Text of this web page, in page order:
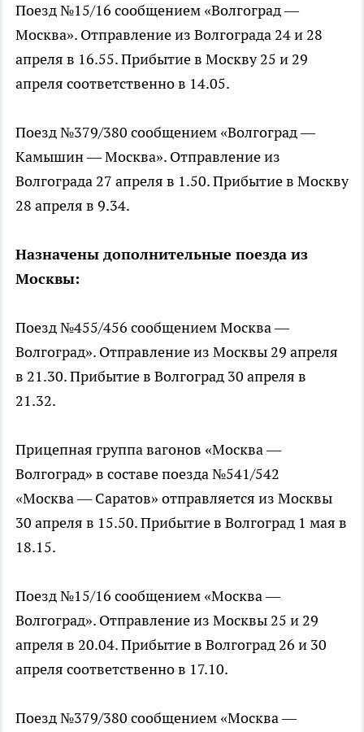
Поезд №15/16 сообщением «Волгоград —
Москва». Отправление из Волгограда 24 и 28
апреля в 16.55. Прибытие в Москву 25 и 29
апреля соответственно в 14.05.
Поезд №379/380 сообщением «Волгоград —
Камышин — Москва». Отправление из
Волгограда 27 апреля в 1.50. Прибытие в Москву
28 апреля в 9.34.
Назначены дополнительные поезда из
Москвы:
Поезд №455/456 сообщением Москва —
Волгоград». Отправление из Москвы 29 апреля
в 21.30. Прибытие в Волгоград 30 апреля в
21.32.
Прицепная группа вагонов «Москва —
Волгоград» в составе поезда №541/542
«Москва — Саратов» отправляется из Москвы
30 апреля в 15.50. Прибытие в Волгоград 1 мая в
18.15.
Поезд №15/16 сообщением «Москва —
Волгоград». Отправление из Москвы 25 и 29
апреля в 20.04. Прибытие в Волгоград 26 и 30
апреля соответственно в 17.10.
Поезд №379/380 сообщением «Москва —